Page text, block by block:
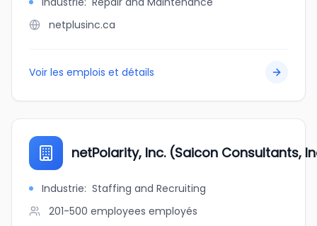
netplusinc.ca
Voir les emplois et détails
netPolarity, Inc. (Saicon Consultants,
Industrie: Staffing and Recruiting
201-500 employees employés